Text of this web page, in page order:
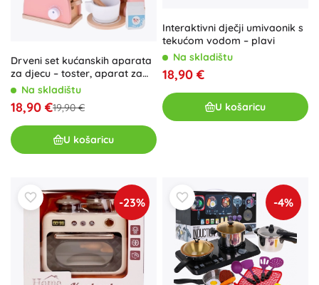
Drveni set kućanskih aparata
za djecu – toster, aparat za
kavu i mikser s dodacima
Na skladištu
18,90 €19,90 €
U košaricu
Interaktivni dječji umivaonik s
tekućom vodom – plavi
Na skladištu
18,90 €
U košaricu
-23% -4%